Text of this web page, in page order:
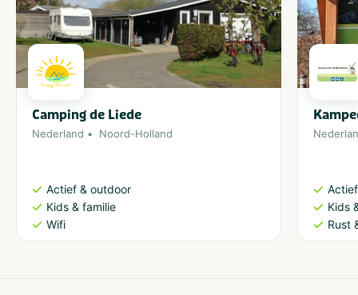
Camping de Liede
Nederland Noord-Holland
Actief & outdoor
Kids & familie
Wifi
Kids
Rust